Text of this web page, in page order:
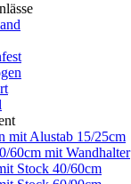
mit Alustab 15/25cm
60cm mit Wandhalter
Stock 40/60cm